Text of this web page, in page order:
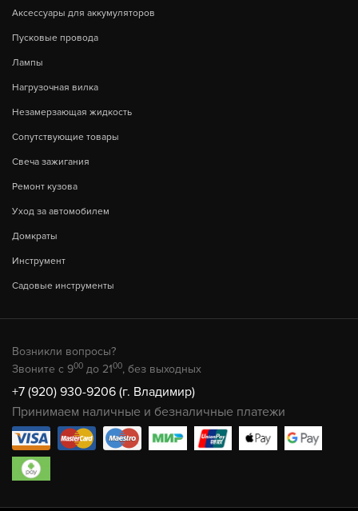
Аксессуары для аккумуляторов
Пусковые провода
Лампы
Нагрузочная вилка
Незамерзающая жидкость
Сопутствующие товары
Свеча зажигания
Ремонт кузова
Уход за автомобилем
Домкраты
Инструмент
Садовые инструменты
Возникли вопросы?
Звоните с 900 до 2100, без выходных
+7 (920) 930-9206 (г. Владимир)
Принимаем наличные и безналичные платежи